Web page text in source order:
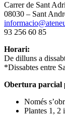
Carrer de Sant
08030 – Sant
93 256 60 85
Horari:
De dilluns a
*Dissabtes entre
Obertura parcial
Només
Plantes 1, 2